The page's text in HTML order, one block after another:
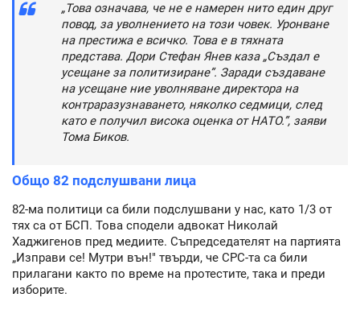
„Това означава, че не е намерен нито един друг
повод, за уволнението на този човек. Уронване
на престижа е всичко. Това е в тяхната
представа. Дори Стефан Янев каза „Създал е
усещане за политизиране”. Заради създаване
на усещане ние уволняване директора на
контраразузнаването, няколко седмици, след
като е получил висока оценка от НАТО.”, заяви
Тома Биков.
Общо 82 подслушвани лица
82-ма политици са били подслушвани у нас, като 1/3 от
тях са от БСП. Това сподели адвокат Николай
Хаджигенов пред медиите. Съпредседателят на партията
„Изправи се! Мутри вън!" твърди, че СРС-та са били
прилагани както по време на протестите, така и преди
изборите.